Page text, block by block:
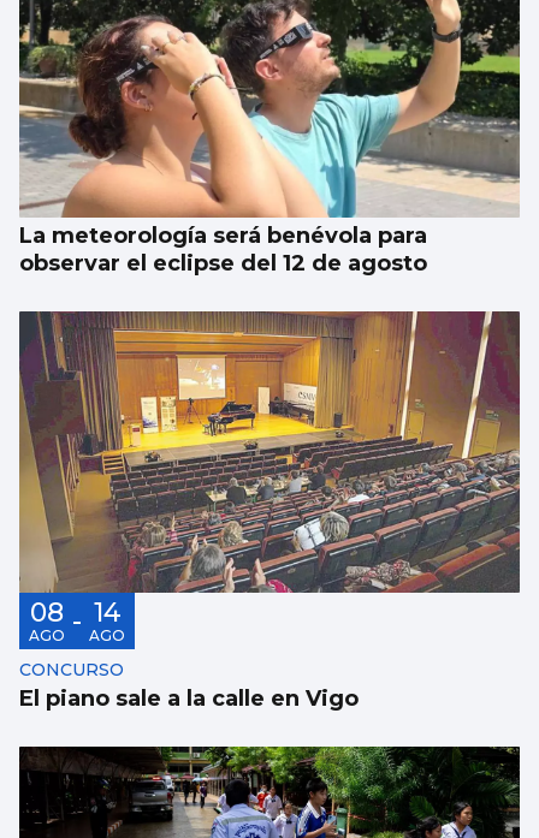
El Vaticano cerró el año 2025 con un
patrimonio neto de 2.686 millones
La meteorología será benévola para
observar el eclipse del 12 de agosto
08
AGO - 14
AGO
CONCURSO
El piano sale a la calle en Vigo